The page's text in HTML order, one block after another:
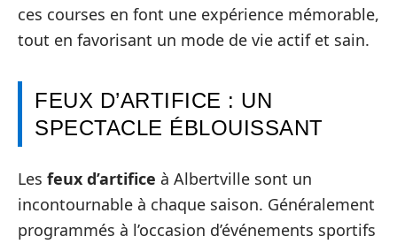
ces courses en font une expérience mémorable,
tout en favorisant un mode de vie actif et sain.
FEUX D’ARTIFICE : UN
SPECTACLE ÉBLOUISSANT
Les feux d’artifice à Albertville sont un
incontournable à chaque saison. Généralement
programmés à l’occasion d’événements sportifs